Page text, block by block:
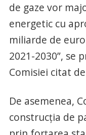
de gaze vor
energetic cu
miliarde de
2021-2030”, se
Comisiei citat
De asemenea,
construcţia de